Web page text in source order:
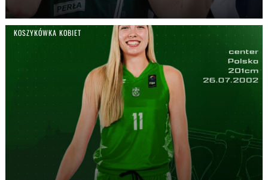
KOSZYKÓWKA KOBIET